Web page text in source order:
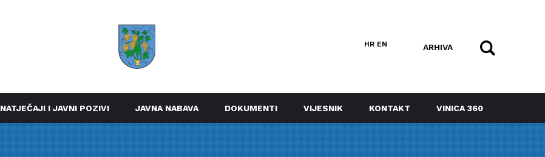
HR EN ARHIVA
NATJEČAJI I JAVNI POZIVI JAVNA NABAVA DOKUMENTI VIJESNIK KONTAKT VINICA 360